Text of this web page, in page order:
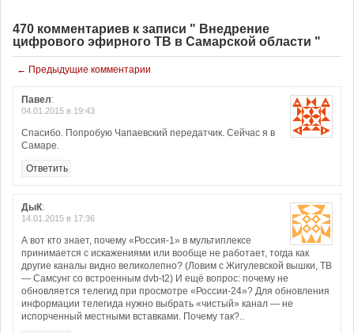
470 комментариев к записи " Внедрение
цифрового эфирного ТВ в Самарской области "
← Предыдущие комментарии
Павел:
04.01.2015 в 19:43
Спасибо. Попробую Чапаевский передатчик. Сейчас я в
Самаре.
Ответить
ДыК:
14.01.2015 в 17:36
А вот кто знает, почему «Россия-1» в мультиплексе
принимается с искажениями или вообще не работает, тогда как
другие каналы видно великолепно? (Ловим с Жигулевской вышки, ТВ
— Самсунг со встроенным dvb-t2) И ещё вопрос: почему не
обновляется телегид при просмотре «России-24»? Для обновления
информации телегида нужно выбрать «чистый» канал — не
испорченный местными вставками. Почему так?..